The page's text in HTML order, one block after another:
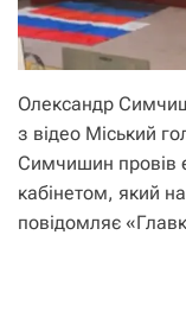
Олександр
з відео Міський
Симчишин провів
кабінетом, який
повідомляє